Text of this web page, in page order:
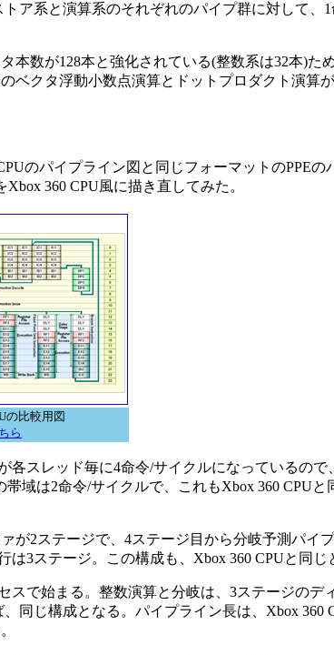
ア系と演算系のそれぞれのパイプ群に対して、
数が128本と強化されている(整数系は32本)た
クタ浮動小数点演算とドットプロダクト演算が
のパイプライン図と同じフォーマットのPPEの
360 CPU風に描き直してみた。
の比較用図
ら
スレッド毎に4命令/サイクルになっているので
域は2命令/サイクルで、これもXbox 360 CPUと
2ステージで、4ステージ目から分岐予測パイ
3ステージ。この構成も、Xbox 360 CPUと同じ
で始まる。整数演算と分岐は、3ステージのデ
同じ構成となる。パイプライン長は、Xbox 360